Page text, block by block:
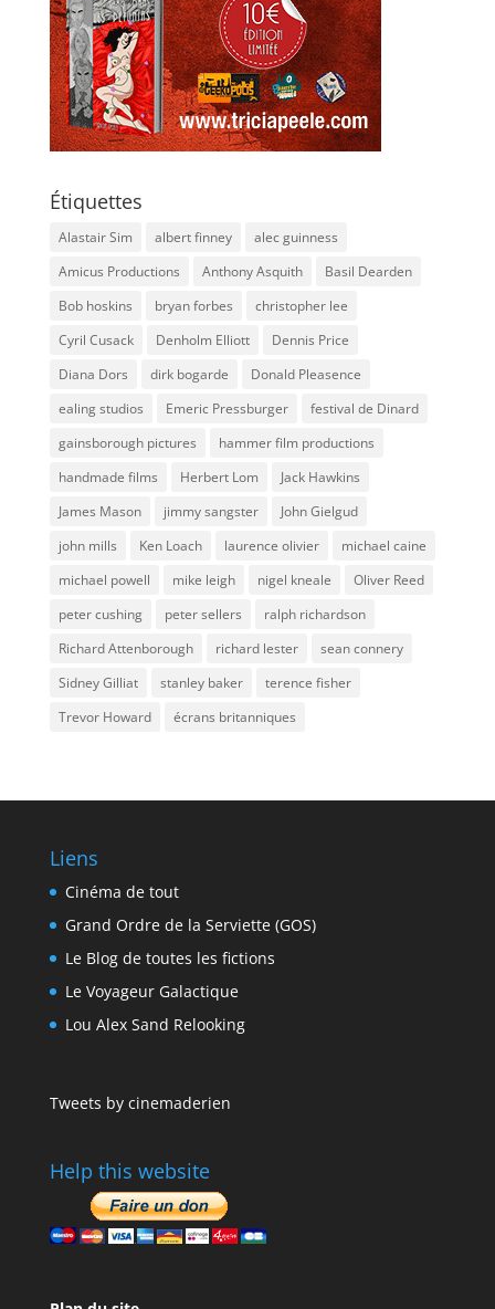
Étiquettes
Alastair Sim albert finney
alec guinness
Amicus Productions
Anthony Asquith
Basil Dearden
Bob hoskins
bryan forbes
christopher lee
Cyril Cusack
Denholm Elliott
Dennis Price
Diana Dors
dirk bogarde
Donald Pleasence
ealing studios
Emeric Pressburger
festival de Dinard
gainsborough pictures
hammer film productions
handmade films
Herbert Lom
Jack Hawkins
James Mason
jimmy sangster
John Gielgud
john mills
Ken Loach laurence olivier
michael caine
michael powell
mike leigh nigel kneale
Oliver Reed
peter cushing
peter sellers
ralph richardson
Richard Attenborough
richard lester
sean connery
Sidney Gilliat
stanley baker
terence fisher
Trevor Howard
écrans britanniques
Liens
Cinéma de tout
Grand Ordre de la Serviette (GOS)
Le Blog de toutes les fictions
Le Voyageur Galactique
Lou Alex Sand Relooking
Tweets by cinemaderien
Help this website